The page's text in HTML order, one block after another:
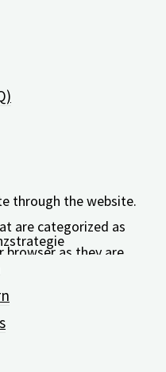
your
through the website.
are categorized as
browser as they are
functionalities of
party cookies that
how you use this
stored in your